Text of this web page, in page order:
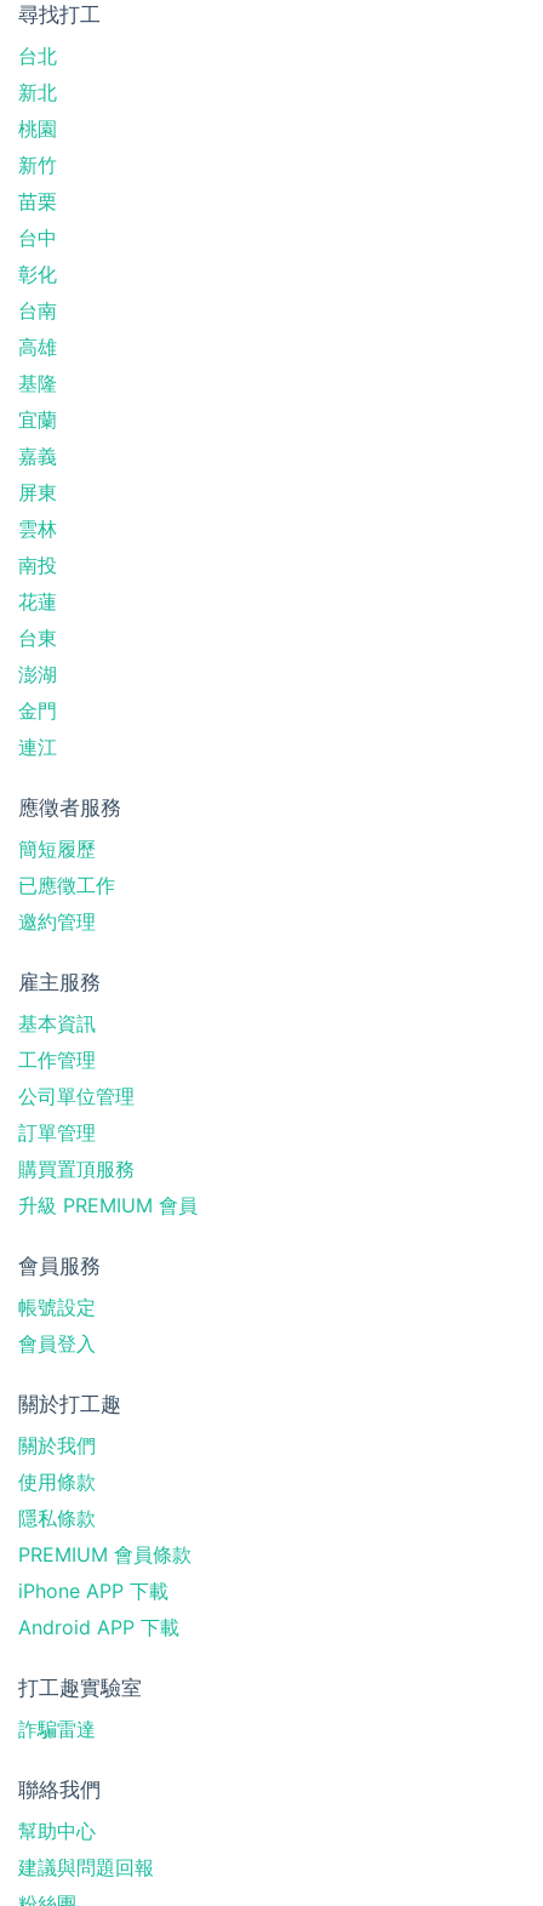
尋找打工
台北
新北
桃園
新竹
苗栗
台中
彰化
台南
高雄
基隆
宜蘭
嘉義
屏東
雲林
南投
花蓮
台東
澎湖
金門
連江
應徵者服務
簡短履歷
已應徵工作
邀約管理
雇主服務
基本資訊
工作管理
公司單位管理
訂單管理
購買置頂服務
升級 PREMIUM 會員
會員服務
帳號設定
會員登入
關於打工趣
關於我們
使用條款
隱私條款
PREMIUM 會員條款
iPhone APP 下載
Android APP 下載
打工趣實驗室
詐騙雷達
聯絡我們
幫助中心
建議與問題回報